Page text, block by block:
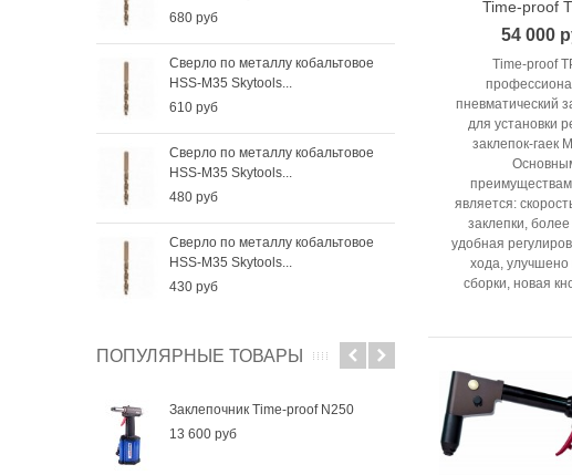
680 руб
Сверло по металлу кобальтовое
HSS-M35 Skytools...
610 руб
Сверло по металлу кобальтовое
HSS-M35 Skytools...
480 руб
Сверло по металлу кобальтовое
HSS-M35 Skytools...
430 руб
Сверло по
HSS-M35
285 руб
Сверло по
HSS-M35
256 руб
Сверло по
HSS-M35
184 руб
ПОПУЛЯРНЫЕ ТОВАРЫ
Заклепочник Time-proof N250
13 600 руб
Time-proof
54 000
Time-proof
пневматический
для установки
заклепок-гаек
является:
заклепки,
удобная
хода, улучшено
сборки, новая